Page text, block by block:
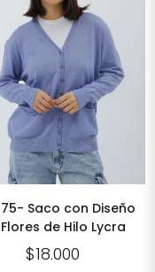
Saco con Diseño
de Hilo Lycra
$18.000